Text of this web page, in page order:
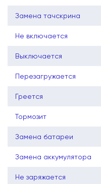
Замена тачскрина
Не включается
Выключается
Перезагружается
Греется
Тормозит
Замена батареи
Замена аккумулятора
Не заряжается